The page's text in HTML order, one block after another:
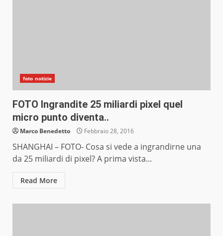
foto notizie
FOTO Ingrandite 25 miliardi pixel quel
micro punto diventa..
Marco Benedetto Febbraio 28, 2016
SHANGHAI – FOTO- Cosa si vede a ingrandirne una
da 25 miliardi di pixel? A prima vista...
Read More